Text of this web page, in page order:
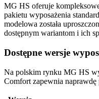
MG HS oferuje
pakietu wyposażenia
modelowa została
dostępnym wariantom i ich
Dostępne wersje
Na polskim rynku MG HS
Comfort zapewnia